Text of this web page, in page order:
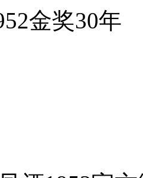
金奖30年